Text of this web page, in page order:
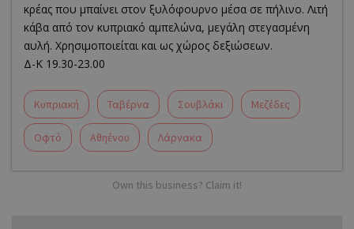
κρέας που μπαίνει στον ξυλόφουρνο μέσα σε πήλινο. Λιτή
κάβα από τον κυπριακό αμπελώνα, μεγάλη στεγασμένη
αυλή. Χρησιμοποιείται και ως χώρος δεξιώσεων.
Δ-Κ 19.30-23.00
Κυπριακή Ταβέρνα Σουβλάκι Μεζέδες
Οφτό Αθηένου Λάρνακα
Own this business? Claim it!